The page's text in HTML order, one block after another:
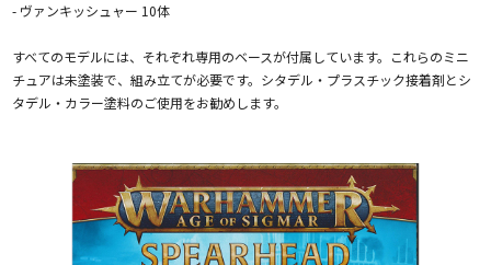
- ヴァンキッシュャー 10体
すべてのモデルには、それぞれ専用のベースが付属しています。これらのミニ
チュアは未塗装で、組み立てが必要です。シタデル・プラスチック接着剤とシ
タデル・カラー塗料のご使用をお勧めします。